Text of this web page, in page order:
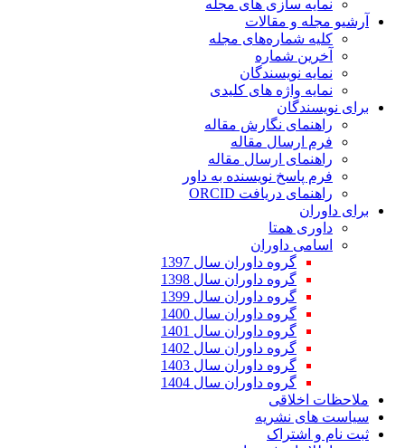
های مجله
مجله
های کلیدی
نگارش مقاله
مقاله
ارسال مقاله
نویسنده به داور
داوران سال 1397
داوران سال 1398
داوران سال 1399
داوران سال 1400
داوران سال 1401
داوران سال 1402
داوران سال 1403
داوران سال 1404